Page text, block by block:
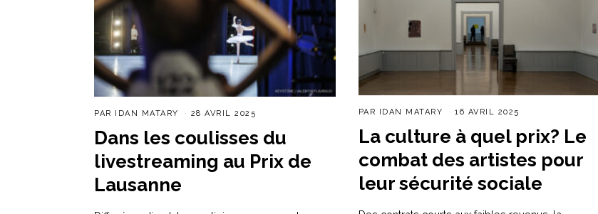
PAR IDAN MATARY 28 AVRIL 2025
Dans les coulisses du
livestreaming au Prix de
Lausanne
PAR IDAN MATARY 16 AVRIL 2025
La culture à quel prix? Le
combat des artistes pour
leur sécurité sociale